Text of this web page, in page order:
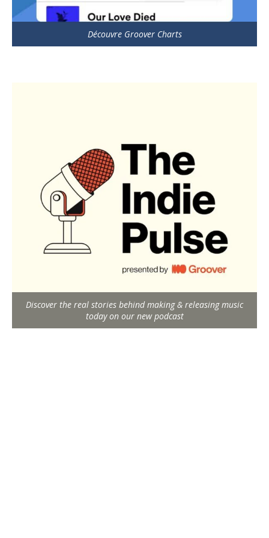
Découvre Groover Charts
Discover the real stories behind making & releasing music
today on our new podcast